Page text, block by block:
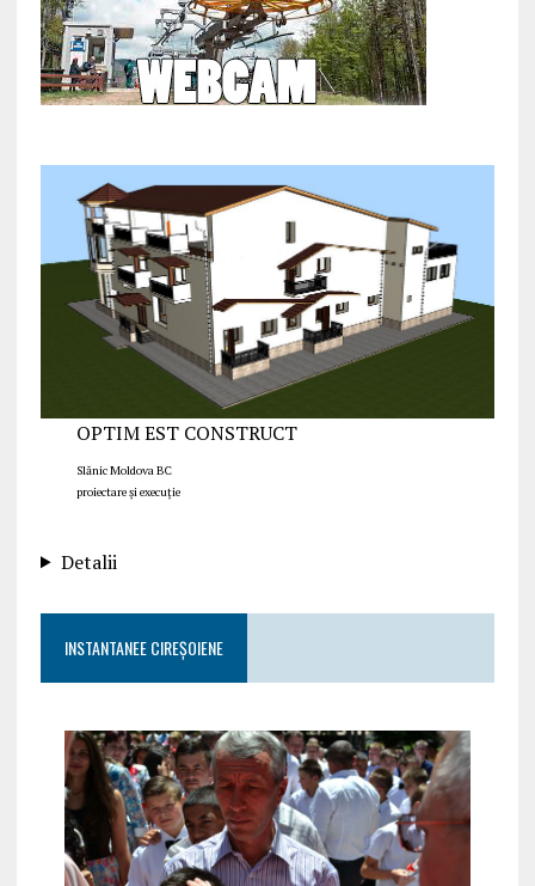
OPTIM EST CONSTRUCT
Slănic Moldova BC
proiectare și execuție
Detalii
INSTANTANEE CIREȘOIENE